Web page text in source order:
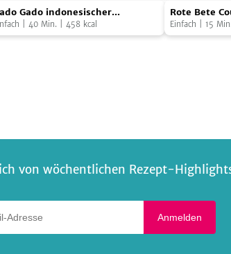
Foto:
Gado indonesischer
40 Min. 458kcal
Rote
Bete
Couscous
Rote Bete
Einfach 15 Min.
von wöchentlichen Rezept-
Anmelden